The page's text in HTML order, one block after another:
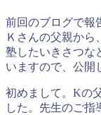
前回のブログで報
Ｋさんの父親から
塾したいきさつな
いますので、公開
初めまして。Kの
した。先生のご指